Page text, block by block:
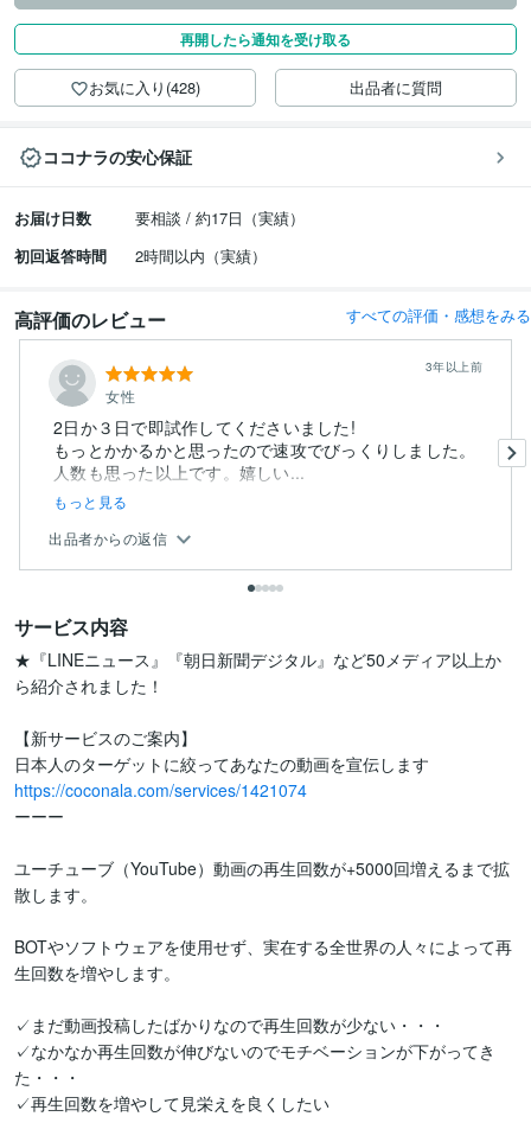
再開したら通知を受け取る
お気に入り(428) 出品者に質問
ココナラの安心保証
お届け日数
要相談 / 約17日（実績）
初回返答時間
2時間以内（実績）
高評価のレビュー すべての評価・感想をみる
女性
3年以上前
2日か３日で即試作してくださいました!
もっとかかるかと思ったので速攻でびっくりしました。
人数も思った以上です。嬉しい...
もっと見る
出品者からの返信
サービス内容
★『LINEニュース』『朝日新聞デジタル』など50メディア以上か
ら紹介されました！
【新サービスのご案内】
https://coconala.com/services/1421074
ーーー
ユーチューブ（YouTube）動画の再生回数が+5000回増えるまで拡
散します。
BOTやソフトウェアを使用せず、実在する全世界の人々によって再
生回数を増やします。
✓まだ動画投稿したばかりなので再生回数が少ない・・・
✓なかなか再生回数が伸びないのでモチベーションが下がってき
た・・・
✓再生回数を増やして見栄えを良くしたい